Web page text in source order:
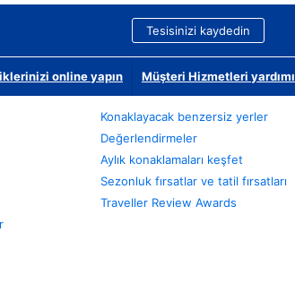
Tesisinizi kaydedin
online yapın Müşteri Hizmetleri yardımı
Konaklayacak benzersiz yerler
Değerlendirmeler
Aylık konaklamaları keşfet
Sezonluk fırsatlar ve tatil fırsatları
Traveller Review Awards